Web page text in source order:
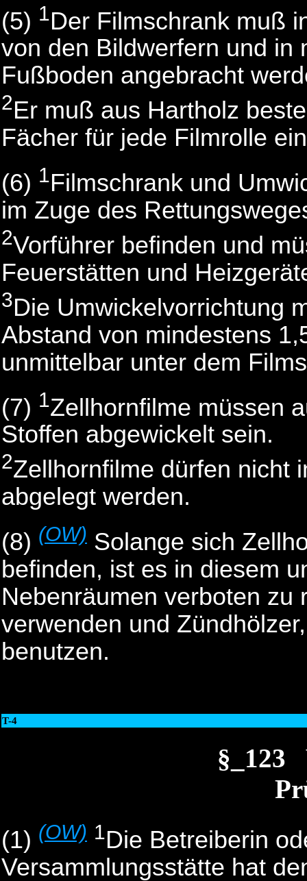
(5) 1Der Filmschrank muß
von den Bildwerfern und in
Fußboden angebracht
2Er muß aus Hartholz
Fächer für jede Filmrolle
(6) 1Filmschrank und
im Zuge des
2Vorführer befinden und
Feuerstätten und
3Die Umwickelvorrichtung
Abstand von mindestens
unmittelbar unter dem
(7) 1Zellhornfilme müssen
Stoffen abgewickelt sein.
2Zellhornfilme dürfen nicht
abgelegt werden.
(8) (OW) Solange sich
befinden, ist es in diesem
Nebenräumen verboten zu
verwenden und
benutzen.
T-4
§_123
(1) (OW) 1Die Betreiberin
Versammlungsstätte hat